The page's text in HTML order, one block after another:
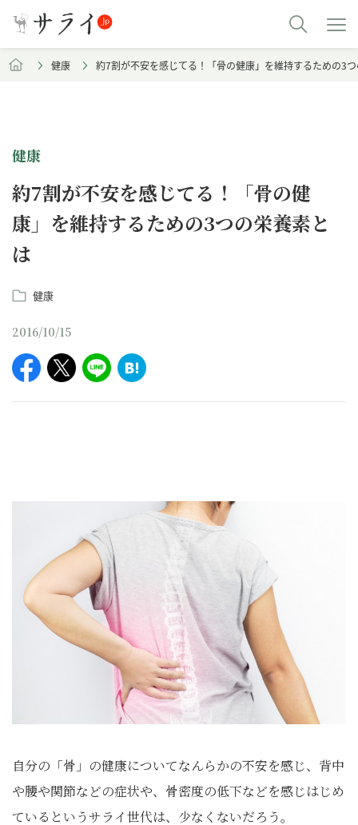
健康 約7割が不安を感じてる！「骨の健康」を維持するための3
健康
約7割が不安を感じてる！「骨の健
康」を維持するための3つの栄養素と
は
健康
2016/10/15
自分の「骨」の健康についてなんらかの不安を感じ、背中
や腰や関節などの症状や、骨密度の低下などを感じはじめ
ているというサライ世代は、少なくないだろう。